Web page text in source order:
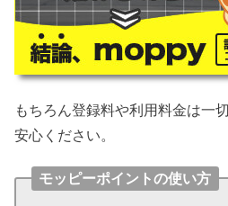
もちろん登録料や利用料金は一
安心ください。
モッピーポイントの使い方